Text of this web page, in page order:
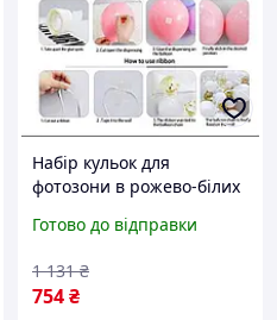
Набір кульок для
фотозони в рожево-білих
дня народження baby
Готово до відправки
754₴
1 131 ₴